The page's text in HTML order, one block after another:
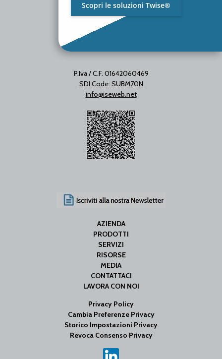
P.Iva / C.F. 01642060469
SDI Code: SUBM70N
info@iseweb.net
AZIENDA
PRODOTTI
SERVIZI
RISORSE
MEDIA
CONTATTACI
LAVORA CON NOI
Privacy Policy
Cambia Preferenze Privacy
Storico Impostazioni Privacy
Revoca Consenso Privacy
Scopri le soluzioni Twise®